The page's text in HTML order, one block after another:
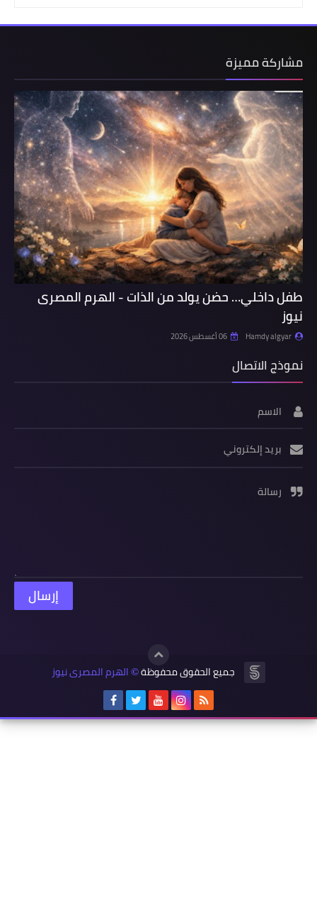
مشاركة مميزة
طفل داخلي… حضن يولد من الذات - الهرم المصرى
نيوز
Hamdy algyar 06 أغسطس 2026
نموذج الاتصال
الاسم
بريد إلكتروني
رسالة
جميع الحقوق محفوظة© الهرم المصرى نيوز